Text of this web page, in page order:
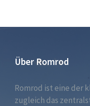
Über Romrod
Romrod ist eine der
zugleich das